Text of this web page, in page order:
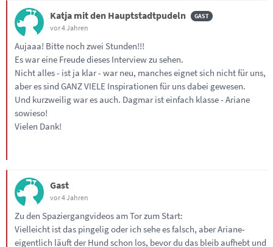
Katja mit den Hauptstadtpudeln
vor 4 Jahren
Aujaaa! Bitte noch zwei Stunden!!!
Es war eine Freude dieses Interview zu sehen.
Nicht alles - ist ja klar - war neu, manches eignet sich nicht für uns,
aber es sind GANZ VIELE Inspirationen für uns dabei gewesen.
Und kurzweilig war es auch. Dagmar ist einfach klasse - Ariane
sowieso!
Vielen Dank!
Gast
vor 4 Jahren
Zu den Spaziergangvideos am Tor zum Start:
Vielleicht ist das pingelig oder ich sehe es falsch, aber Ariane-
eigentlich läuft der Hund schon los, bevor du das bleib aufhebt und